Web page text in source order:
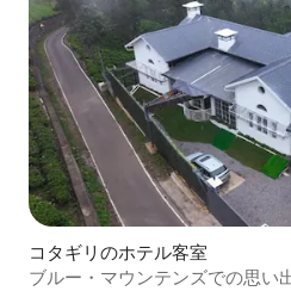
コタギリのホテル客室
ブルー・マウンテンズでの思い